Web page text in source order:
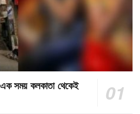
এক সময় কলকাতা থেকেই